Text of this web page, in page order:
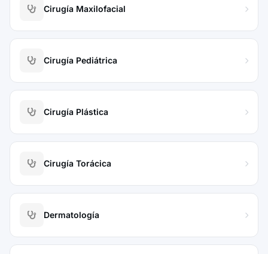
Cirugía Maxilofacial
Cirugía Pediátrica
Cirugía Plástica
Cirugía Torácica
Dermatología